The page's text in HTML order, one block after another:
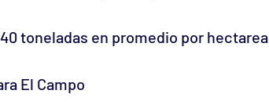
toneladas en promedio por hectarea
El Campo